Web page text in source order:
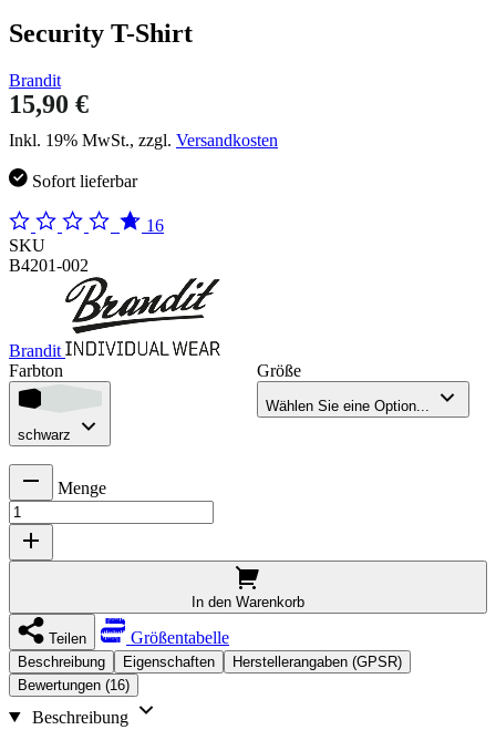
Security T-Shirt
Brandit
15,90 €
Inkl. 19% MwSt., zzgl. Versandkosten
Sofort lieferbar
16
SKU
B4201-002
Brandit
Farbton
schwarz
Größe
Wählen Sie eine Option...
Menge
In den Warenkorb
Teilen Größentabelle
Beschreibung Eigenschaften
Herstellerangaben (GPSR)
Bewertungen (16)
Beschreibung